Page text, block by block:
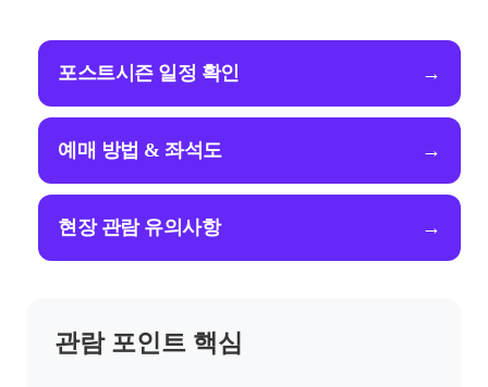
포스트시즌 일정 확인 →
예매 방법 & 좌석도 →
현장 관람 유의사항 →
관람 포인트 핵심